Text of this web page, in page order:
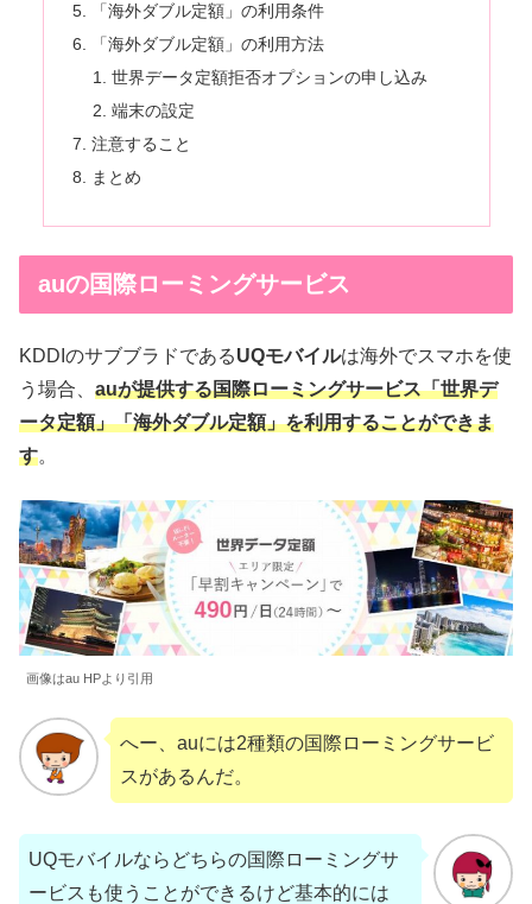
「海外ダブル定額」の利用条件
「海外ダブル定額」の利用方法
世界データ定額拒否オプションの申し込み
端末の設定
注意すること
まとめ
auの国際ローミングサービス
KDDIのサブブラドであるUQモバイルは海外でスマホを使
う場合、 auが提供する国際ローミングサービス「世界デ
ータ定額」「海外ダブル定額」を利用することができま
す。
画像はau HPより引用
へー、auには2種類の国際ローミングサービ
スがあるんだ。
UQモバイルならどちらの国際ローミングサ
ービスも使うことができるけど基本的には